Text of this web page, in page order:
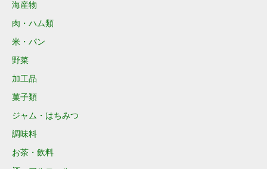
海産物
肉・ハム類
米・パン
野菜
加工品
菓子類
ジャム・はちみつ
調味料
お茶・飲料